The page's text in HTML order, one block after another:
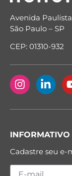
Avenida
São Paulo – SP
CEP: 01310-932
Cadastre seu e-